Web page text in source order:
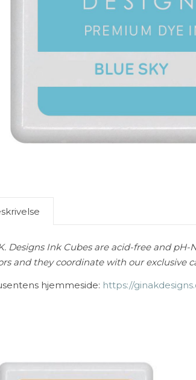
Designs Ink Cubes are acid-free and
and they coordinate with our exclusive
hjemmeside: https://